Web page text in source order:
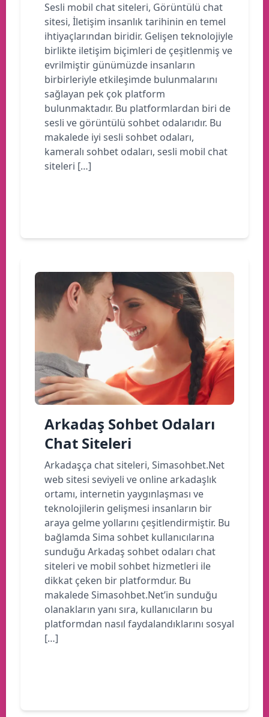
Sesli mobil chat siteleri, Görüntülü chat
sitesi, İletişim insanlık tarihinin en temel
ihtiyaçlarından biridir. Gelişen teknolojiyle
birlikte iletişim biçimleri de çeşitlenmiş ve
evrilmiştir günümüzde insanların
birbirleriyle etkileşimde bulunmalarını
sağlayan pek çok platform
bulunmaktadır. Bu platformlardan biri de
sesli ve görüntülü sohbet odalarıdır. Bu
makalede iyi sesli sohbet odaları,
kameralı sohbet odaları, sesli mobil chat
siteleri […]
Arkadaş Sohbet Odaları
Chat Siteleri
Arkadaşça chat siteleri, Simasohbet.Net
web sitesi seviyeli ve online arkadaşlık
ortamı, internetin yaygınlaşması ve
teknolojilerin gelişmesi insanların bir
araya gelme yollarını çeşitlendirmiştir. Bu
bağlamda Sima sohbet kullanıcılarına
sunduğu Arkadaş sohbet odaları chat
siteleri ve mobil sohbet hizmetleri ile
dikkat çeken bir platformdur. Bu
makalede Simasohbet.Net’in sunduğu
olanakların yanı sıra, kullanıcıların bu
platformdan nasıl faydalandıklarını sosyal
[…]